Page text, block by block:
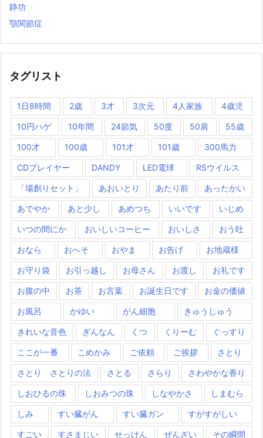
静功
顎関節症
タグリスト
1日8時間 2歳 3才 3次元 4人家族 4歳児
10円ハゲ 10年間 24節気 50度 50肩 55歳
100才 100歳 101才 101歳 300馬力
CDプレイヤー DANDY LED電球 RSウイルス
「場創りセット」 あおいとり あたり前 あったかい
あでやか あと少し あめつち いいです いじめ
いつの間にか おいしいコーヒー おいしさ おう吐
おなら おへそ おやま お告げ お地蔵様
お守り袋 お引っ越し お母さん お渡し お礼です
お腹の中 お茶 お言葉 お誕生日です お金の価値
お風呂 かゆい がん細胞 きゅうしゅう
きれいな音色 ぎんなん くつ くりーむ ぐっすり
ここが一番 こめかみ ご依頼 ご挨拶 さとり
さとり さとりの法 さとる さらり さわやかな香り
しおひるの珠 しおみつの珠 しなやかさ しまむら
しみ すい臓がん すい臓ガン すがすがしい
すごい すさまじい せっけん ぜんざい その瞬間